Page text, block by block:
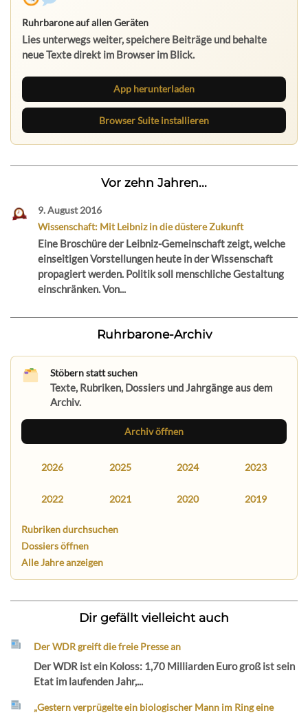
Ruhrbarone auf allen Geräten
Lies unterwegs weiter, speichere Beiträge und behalte
neue Texte direkt im Browser im Blick.
App herunterladen
Browser Suite installieren
Vor zehn Jahren...
9. August 2016
Wissenschaft: Mit Leibniz in die düstere Zukunft
Eine Broschüre der Leibniz-Gemeinschaft zeigt, welche
einseitigen Vorstellungen heute in der Wissenschaft
propagiert werden. Politik soll menschliche Gestaltung
einschränken. Von...
Ruhrbarone-Archiv
Stöbern statt suchen
Texte, Rubriken, Dossiers und Jahrgänge aus dem
Archiv.
Archiv öffnen
2026 2025 2024 2023
2022 2021 2020 2019
Rubriken durchsuchen
Dossiers öffnen
Alle Jahre anzeigen
Dir gefällt vielleicht auch
Der WDR greift die freie Presse an
Der WDR ist ein Koloss: 1,70 Milliarden Euro groß ist sein
Etat im laufenden Jahr,...
„Gestern verprügelte ein biologischer Mann im Ring eine